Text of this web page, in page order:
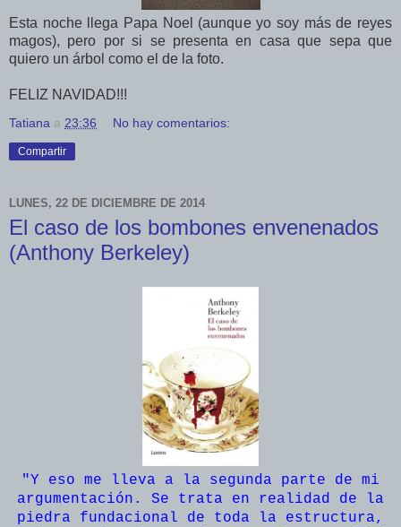
Esta noche llega Papa Noel (aunque yo soy más de reyes
magos), pero por si se presenta en casa que sepa que
quiero un árbol como el de la foto.
FELIZ NAVIDAD!!!
Tatiana a 23:36 No hay comentarios:
Compartir
LUNES, 22 DE DICIEMBRE DE 2014
El caso de los bombones envenenados
(Anthony Berkeley)
"Y eso me lleva a la segunda parte de mi
argumentación. Se trata en realidad de la
piedra fundacional de toda la estructura,